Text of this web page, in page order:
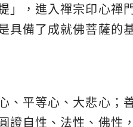
」，進入禪宗印心禪
具備了成就佛菩薩的
、平等心、大悲心；
證自性、法性、佛性